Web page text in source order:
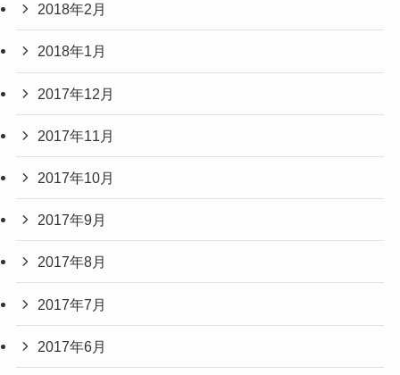
2018年2月
2018年1月
2017年12月
2017年11月
2017年10月
2017年9月
2017年8月
2017年7月
2017年6月